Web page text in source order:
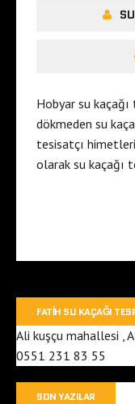
Hobyar su
dökmeden su
tesisatçı
olarak su kaçağı
FATIH SU KAÇAĞI
Ali kuşçu mahallesi ,
0551 231 83 55
SON YAZILAR